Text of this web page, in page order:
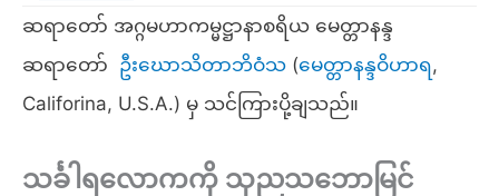
ဆရာတော် အဂ္ဂမဟာကမ္မဋ္ဌာနာစရိယ မေတ္တာနန္ဒ
ဆရာတော် ဦးဃောသိတာဘိဝံသ (မေတ္တာနန္ဒဝိဟာရ,
Califorina, U.S.A.) မှ သင်ကြားပို့ချသည်။
သင်္ခါရလောကကို သုညသဘောမြင်